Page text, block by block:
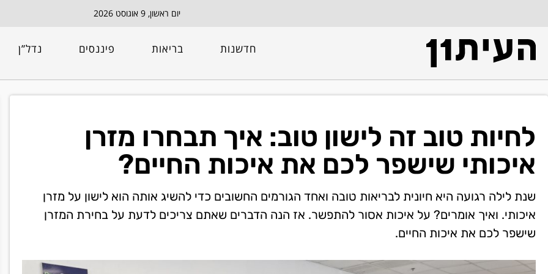
יום ראשון, 9 אוגוסט 2026
חדשנות בריאות פיננסים נדל”ן
לחיות טוב זה לישון טוב: איך תבחרו מזרן
איכותי שישפר לכם את איכות החיים?
שנת לילה רגועה היא חיונית לבריאות טובה ואחד הגורמים החשובים כדי להשיג אותה הוא לישון על מזרן
איכותי. ואיך אומרים? על איכות אסור להתפשר. אז הנה הדברים שאתם צריכים לדעת על בחירת המזרן
שישפר לכם את איכות החיים.